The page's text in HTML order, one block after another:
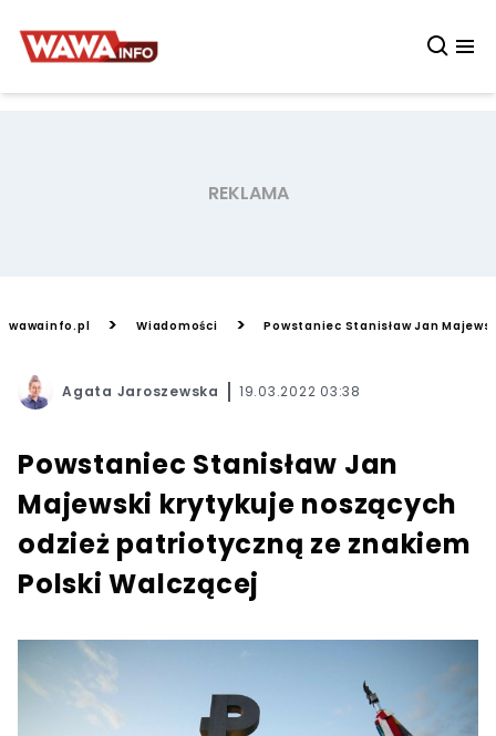
wawainfo.pl > Wiadomości > Powstaniec Stanisław Jan
Agata Jaroszewska 19.03.2022 03:38
Powstaniec Stanisław Jan
Majewski krytykuje noszących
odzież patriotyczną ze znakiem
Polski Walczącej